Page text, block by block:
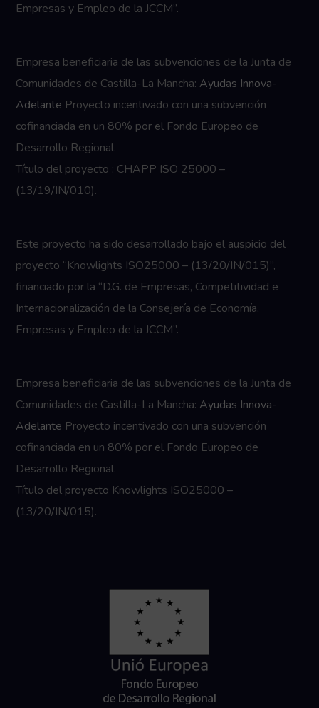
Empresas y Empleo de la JCCM”.
Empresa beneficiaria de las subvenciones de la Junta de
Comunidades de Castilla-La Mancha:Ayudas Innova-
Adelante Proyecto incentivado con una subvención
cofinanciada en un 80% por el Fondo Europeo de
Desarrollo Regional.
Título del proyecto : CHAPP ISO 25000 –
(13/19/IN/010).
Este proyecto ha sido desarrollado bajo el auspicio del
proyecto “Knowlights ISO25000 – (13/20/IN/015)”,
financiado por la “D.G. de Empresas, Competitividad e
Internacionalización de la Consejería de Economía,
Empresas y Empleo de la JCCM”.
Empresa beneficiaria de las subvenciones de la Junta de
Comunidades de Castilla-La Mancha:Ayudas Innova-
Adelante Proyecto incentivado con una subvención
cofinanciada en un 80% por el Fondo Europeo de
Desarrollo Regional.
Título del proyecto Knowlights ISO25000 –
(13/20/IN/015).